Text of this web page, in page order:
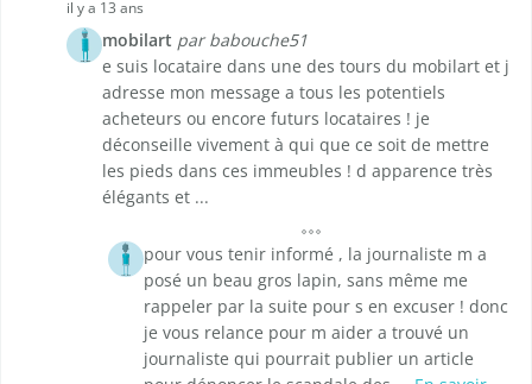
il y a 13 ans
mobilart par babouche51
e suis locataire dans une des tours du mobilart et j
adresse mon message a tous les potentiels
acheteurs ou encore futurs locataires ! je
déconseille vivement à qui que ce soit de mettre
les pieds dans ces immeubles ! d apparence très
élégants et ...
pour vous tenir informé , la journaliste m a
posé un beau gros lapin, sans même me
rappeler par la suite pour s en excuser ! donc
je vous relance pour m aider a trouvé un
journaliste qui pourrait publier un article